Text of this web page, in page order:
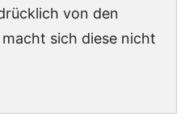
von den
sich diese nicht